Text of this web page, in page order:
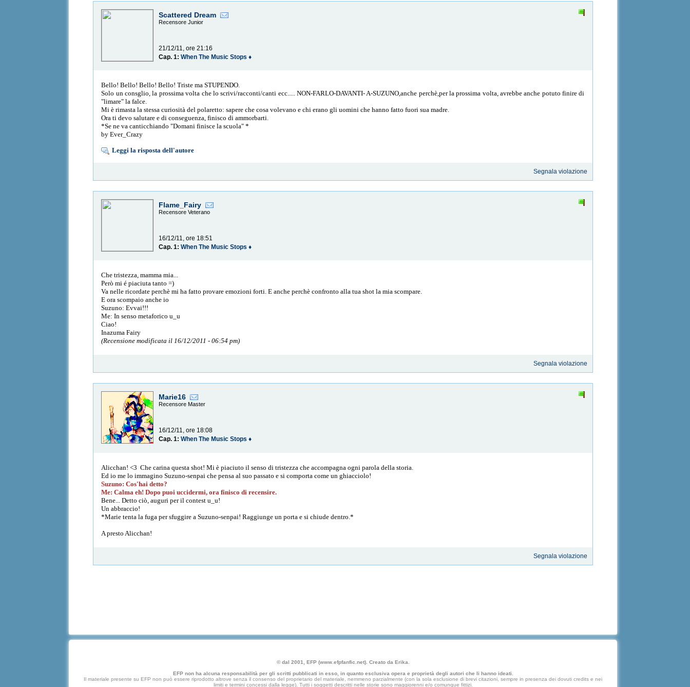
Scattered Dream
Recensore Junior
21/12/11, ore 21:16
Cap. 1:When The Music Stops ♦
Bello! Bello! Bello! Bello! Triste ma STUPENDO.
Solo un consglio, la prossima volta che lo scrivi/racconti/canti ecc..... NON-FARLO-DAVANTI- A-SUZUNO,anche perchè,per la prossima volta, avrebbe anche potuto finire di
"limare" la falce.
Mi è rimasta la stessa curiosità del polaretto: sapere che cosa volevano e chi erano gli uomini che hanno fatto fuori sua madre.
Ora ti devo salutare e di conseguenza, finisco di ammorbarti.
*Se ne va canticchiando "Domani finisce la scuola" *
by Ever_Crazy
Leggi la risposta dell'autore
Segnala violazione
Flame_Fairy
Recensore Veterano
16/12/11, ore 18:51
Cap. 1:When The Music Stops ♦
Che tristezza, mamma mia...
Però mi é piaciuta tanto =)
Va nelle ricordate perchè mi ha fatto provare emozioni forti. E anche perchè confronto alla tua shot la mia scompare.
E ora scompaio anche io
Suzuno: Evvai!!!
Me: In senso metaforico u_u
Ciao!
Inazuma Fairy
(Recensione modificata il 16/12/2011 - 06:54 pm)
Segnala violazione
Marie16
Recensore Master
16/12/11, ore 18:08
Cap. 1:When The Music Stops ♦
Alicchan! <3 Che carina questa shot! Mi è piaciuto il senso di tristezza che accompagna ogni parola della storia.
Ed io me lo immagino Suzuno-senpai che pensa al suo passato e si comporta come un ghiacciolo!
Suzuno: Cos'hai detto?
Me: Calma eh! Dopo puoi uccidermi, ora finisco di recensire.
Bene... Detto ciò, auguri per il contest u_u!
Un abbraccio!
*Marie tenta la fuga per sfuggire a Suzuno-senpai! Raggiunge un porta e si chiude dentro.*
A presto Alicchan!
Segnala violazione
© dal 2001, EFP (www.efpfanfic.net). Creato da Erika.
EFP non ha alcuna responsabilità per gli scritti pubblicati in esso, in quanto esclusiva opera e proprietà degli autori che li hanno ideati.
Il materiale presente su EFP non può essere riprodotto altrove senza il consenso del proprietario del materiale, nemmeno parzialmente (con la sola esclusione di brevi citazioni, sempre in presenza dei dovuti credits e nei
limiti e termini concessi dalla legge). Tutti i soggetti descritti nelle storie sono maggiorenni e/o comunque fittizi.